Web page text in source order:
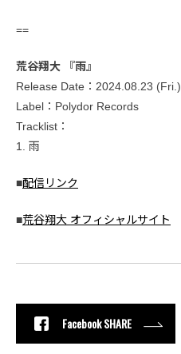
==
荒谷翔大 『雨』
Release Date：2024.08.23 (Fri.)
Label：Polydor Records
Tracklist：
1. 雨
■配信リンク
■荒谷翔大 オフィシャルサイト
Facebook SHARE